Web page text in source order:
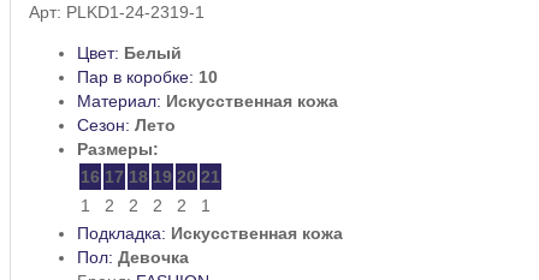
Арт: PLKD1-24-2319-1
Цвет: Белый
Пар в коробке: 10
Материал: Искусственная кожа
Сезон: Лето
Размеры:
16 17 18 19 20 21
1
2 2 2 2
1
Подкладка: Искусственная кожа
Пол: Девочка